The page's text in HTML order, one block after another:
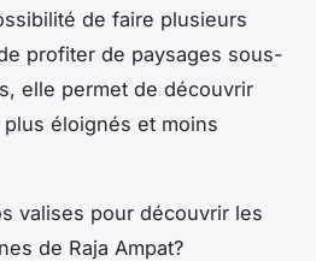
de faire plusieurs
profiter de paysages sous-
elle permet de découvrir
éloignés et moins
valises pour découvrir les
de Raja Ampat?